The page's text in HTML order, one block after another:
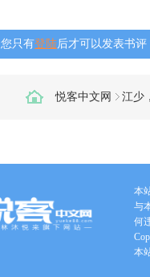
您只有登陆后才可以发表书评
悦客中文网 江少
本
与
何
本